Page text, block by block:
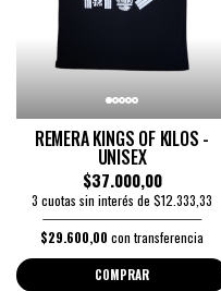
REMERA KINGS OF KILOS -
UNISEX
$37.000,00
3 cuotas sin interés de $12.333,33
$29.600,00 con transferencia
COMPRAR